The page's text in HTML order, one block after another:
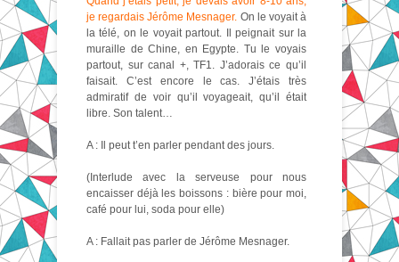
je regardais Jérôme Mesnager. On le voyait à
la télé, on le voyait partout. Il peignait sur la
muraille de Chine, en Egypte. Tu le voyais
partout, sur canal +, TF1. J’adorais ce qu’il
faisait. C’est encore le cas. J’étais très
admiratif de voir qu’il voyageait, qu’il était
libre. Son talent…
A : Il peut t’en parler pendant des jours.
(Interlude avec la serveuse pour nous
encaisser déjà les boissons : bière pour moi,
café pour lui, soda pour elle)
A : Fallait pas parler de Jérôme Mesnager.